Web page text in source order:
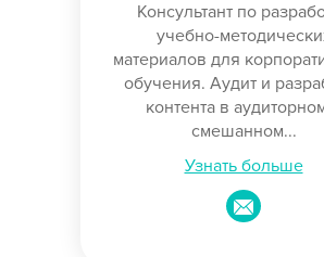
Консультант по
учебно-
материалов для
обучения. Аудит и
контента в
смешанном...
Узнать больше